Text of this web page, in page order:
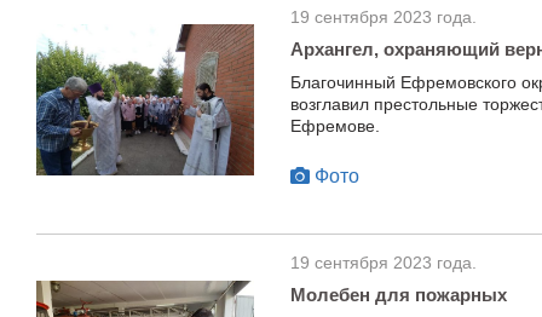
19 сентября 2023 года.
Архангел, охраняющий
Благочинный Ефремовского
возглавил престольные
Ефремове.
Фото
19 сентября 2023 года.
Молебен для пожарных